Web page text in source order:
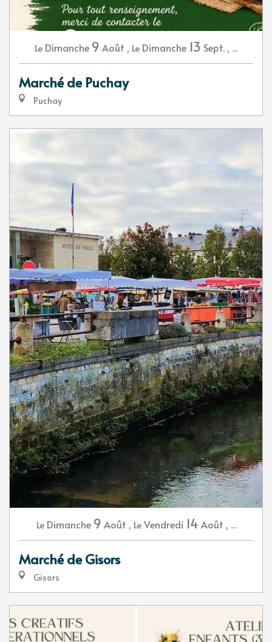
Le Dimanche 9 Août , Le Dimanche 13 Sept. , ...
Marché de Puchay
Puchay
Le Dimanche 9 Août , Le Vendredi 14 Août , ...
Marché de Gisors
Gisors